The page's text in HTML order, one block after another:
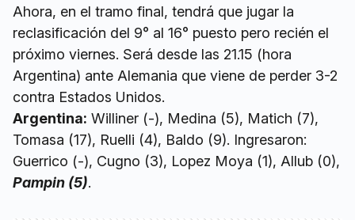
Ahora, en el tramo final, tendrá que jugar la
reclasificación del 9° al 16° puesto pero recién el
próximo viernes. Será desde las 21.15 (hora
Argentina) ante Alemania que viene de perder 3-2
contra Estados Unidos.
Argentina: Williner (-), Medina (5), Matich (7),
Tomasa (17), Ruelli (4), Baldo (9). Ingresaron:
Guerrico (-), Cugno (3), Lopez Moya (1), Allub (0),
Pampin (5).